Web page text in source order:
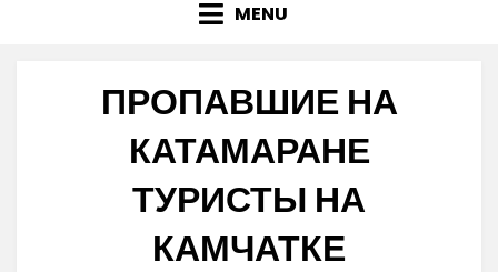
MENU
ПРОПАВШИЕ НА
КАТАМАРАНЕ
ТУРИСТЫ НА
КАМЧАТКЕ